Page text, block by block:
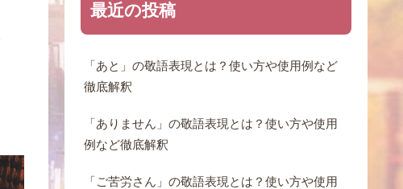
最近の投稿
「あと」の敬語表現とは？使い方や使用例など
徹底解釈
「ありません」の敬語表現とは？使い方や使用
例など徹底解釈
「ご苦労さん」の敬語表現とは？使い方や使用